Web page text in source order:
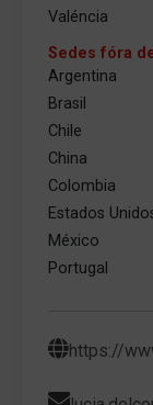
Valéncia
Sedes fóra
Argentina
Brasil
Chile
China
Colombia
Estados
México
Portugal
https://